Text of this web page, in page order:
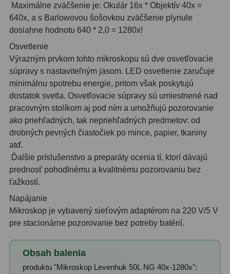
Maximálne zväčšenie je: Okulár 16x * Objektív 40x =
640x, a s Barlowovou šošovkou zväčšenie plynule
dosiahne hodnotu 640 * 2,0 = 1280x!
Osvetlenie
Výrazným prvkom tohto mikroskopu sú dve osvetľovacie
súpravy s nastaviteľným jasom. LED osvetlenie zaručuje
minimálnu spotrebu energie, pritom však poskytujú
dostatok svetla. Osvetľovacie súpravy sú umiestnené nad
pracovným stolíkom aj pod ním a umožňujú pozorovanie
ako priehľadných, tak nepriehľadných predmetov: od
drobných pevných čiastočiek po mince, papier, tkaniny
atď.
Ďalšie príslušenstvo a preparáty ocenia tí, ktorí dávajú
prednosť pohodlnému a kvalitnému pozorovaniu bez
ťažkostí.
Napájanie
Mikroskop je vybavený sieťovým adaptérom na 220 V/5 V
pre stacionárne pozorovanie bez potreby batérií.
Obsah balenia
produktu "Mikroskop Levenhuk 50L NG 40x-1280x":